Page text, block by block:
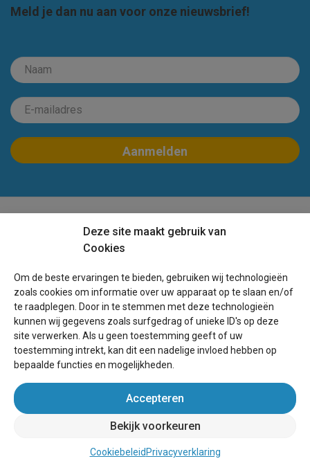
Meld je dan nu aan voor onze nieuwsbrief!
Deze site maakt gebruik van
Cookies
Om de beste ervaringen te bieden, gebruiken wij technologieën
zoals cookies om informatie over uw apparaat op te slaan en/of
te raadplegen. Door in te stemmen met deze technologieën
kunnen wij gegevens zoals surfgedrag of unieke ID's op deze
site verwerken. Als u geen toestemming geeft of uw
toestemming intrekt, kan dit een nadelige invloed hebben op
bepaalde functies en mogelijkheden.
Accepteren
Bekijk voorkeuren
Cookiebeleid Privacyverklaring
Boek direct bij de eigenaar!
Over Belgie-vakantiehuis.be
Schoolvakanties